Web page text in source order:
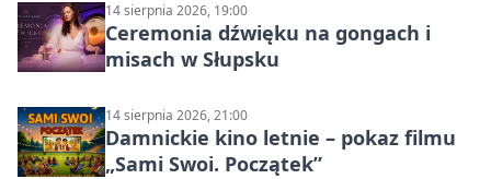
14 sierpnia 2026, 19:00
Ceremonia dźwięku na gongach i
misach w Słupsku
14 sierpnia 2026, 21:00
Damnickie kino letnie – pokaz filmu
„Sami Swoi. Początek”